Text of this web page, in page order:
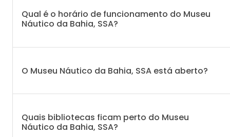
Qual é o horário de funcionamento do Museu
Náutico da Bahia, SSA?
O Museu Náutico da Bahia, SSA está aberto?
Quais bibliotecas ficam perto do Museu
Náutico da Bahia, SSA?